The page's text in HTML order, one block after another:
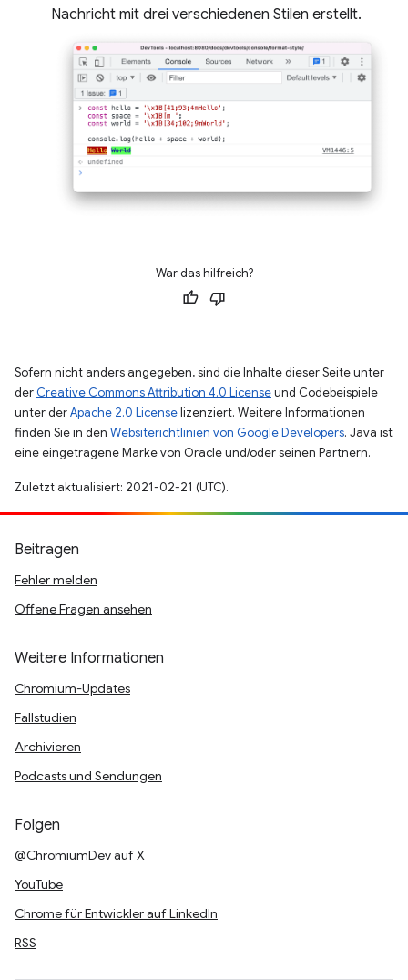
Nachricht mit drei verschiedenen Stilen erstellt.
War das hilfreich?
Sofern nicht anders angegeben, sind die Inhalte dieser Seite unter
der Creative Commons Attribution 4.0 Licenseund Codebeispiele
unter derApache 2.0 Licenselizenziert. Weitere Informationen
finden Sie in den Websiterichtlinien von Google Developers. Java ist
eine eingetragene Marke von Oracle und/oder seinen Partnern.
Zuletzt aktualisiert: 2021-02-21 (UTC).
Beitragen
Fehler melden
Offene Fragen ansehen
Weitere Informationen
Chromium-Updates
Fallstudien
Archivieren
Podcasts und Sendungen
Folgen
@ChromiumDev auf X
YouTube
Chrome für Entwickler auf LinkedIn
RSS